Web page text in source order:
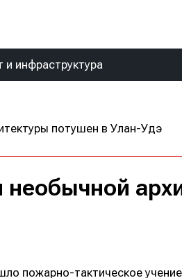
и инфраструктура
пожарно-тактическое